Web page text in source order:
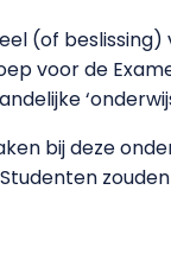
(of
voor de
bij deze